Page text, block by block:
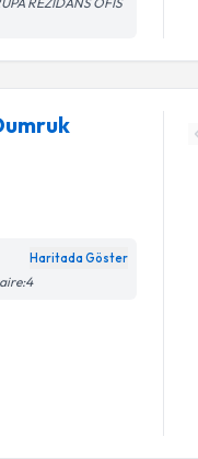
Haritada Göster